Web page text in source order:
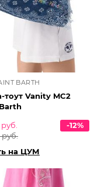
BARTH
тоут Vanity MC2
руб.
-12%
на ЦУМ